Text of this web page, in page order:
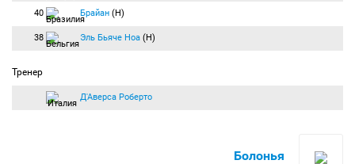
40 Брайан (Н)
38 Эль Бьяче Ноа (Н)
Тренер
Д'Аверса Роберто
Болонья